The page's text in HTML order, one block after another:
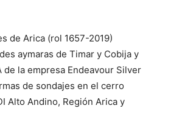
de Arica (rol 1657-2019)
aymaras de Timar y Cobija y
de la empresa Endeavour Silver
de sondajes en el cerro
Alto Andino, Región Arica y